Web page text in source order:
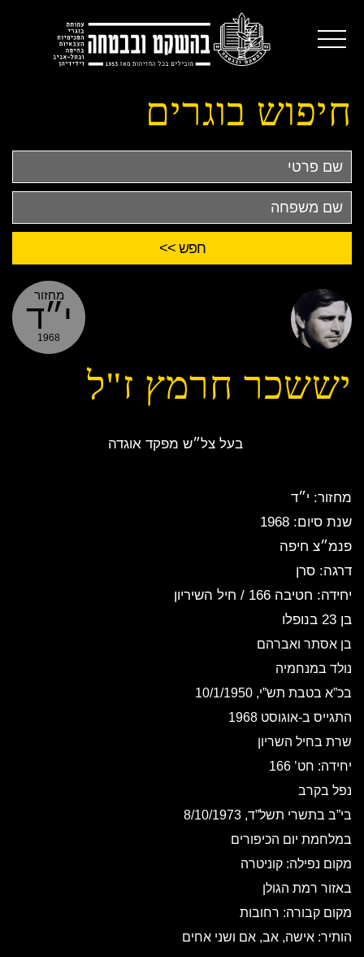
חיפוש בוגרים
שם
פרטי
שם
משפחה
מחזור
י״ד
1968
יששכר חרמץ ז"ל
בעל צל״ש מפקד אוגדה
מחזור: י״ד
שנת סיום: 1968
פנמ״צ חיפה
דרגה: סרן
יחידה: חטיבה 166 / חיל השיריון
בן 23 בנופלו
בן אסתר ואברהם
נולד במנחמיה
בכ”א בטבת תש”י, 10/1/1950
התגייס ב-אוגוסט 1968
שרת בחיל השריון
יחידה: חט’ 166
נפל בקרב
בי”ב בתשרי תשל”ד, 8/10/1973
במלחמת יום הכיפורים
מקום נפילה: קוניטרה
באזור רמת הגולן
מקום קבורה: רחובות
הותיר: אישה, אב, אם ושני אחים